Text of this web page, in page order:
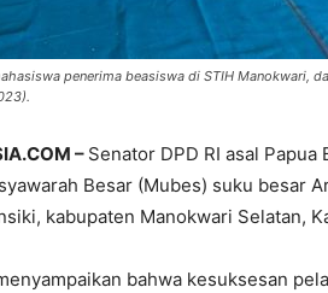
penerima beasiswa di STIH Manokwari,
– Senator DPD RI asal Papua
Besar (Mubes) suku besar
kabupaten Manokwari Selatan,
bahwa kesuksesan